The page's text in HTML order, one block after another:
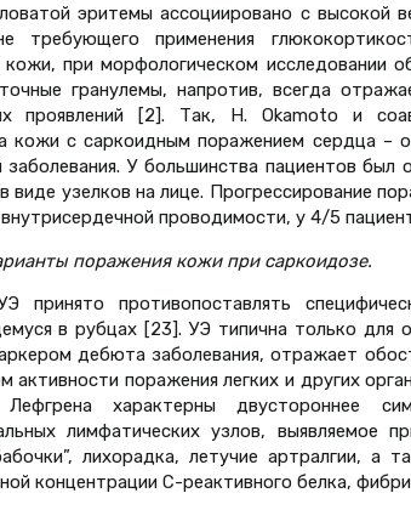
эритемы ассоциировано с высокой
требующего применения
при морфологическом исследовании
гранулемы, напротив, всегда
проявлений [2]. Так, H. Okamoto и
кожи с саркоидным поражением сердца –
заболевания. У большинства пациентов
виде узелков на лице. Прогрессирование
проводимости, у 4/5
поражения кожи при саркоидозе.
принято противопоставлять
в рубцах [23]. УЭ типична только для
дебюта заболевания, отражает
активности поражения легких и других
характерны двустороннее
лимфатических узлов, выявляемое
лихорадка, летучие артралгии, а
концентрации С-реактивного белка,